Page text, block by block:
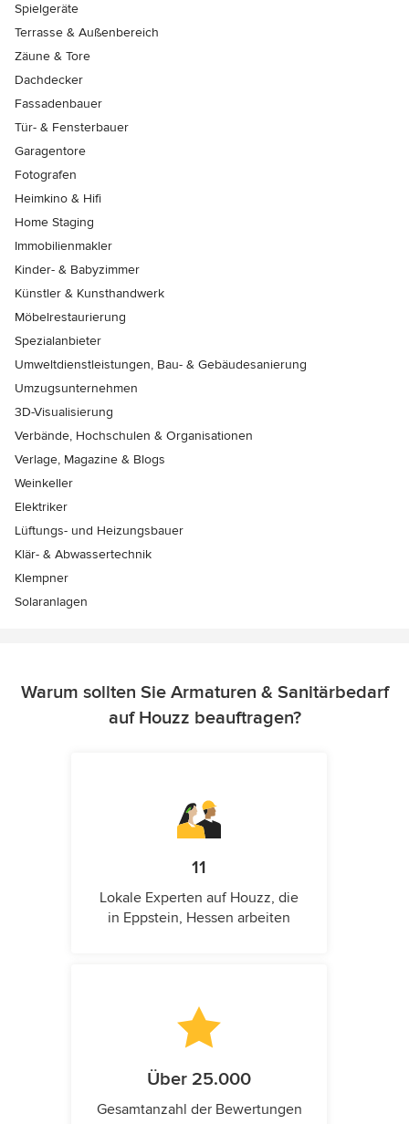
Spielgeräte
Terrasse & Außenbereich
Zäune & Tore
Dachdecker
Fassadenbauer
Tür- & Fensterbauer
Garagentore
Fotografen
Heimkino & Hifi
Home Staging
Immobilienmakler
Kinder- & Babyzimmer
Künstler & Kunsthandwerk
Möbelrestaurierung
Spezialanbieter
Umweltdienstleistungen, Bau- & Gebäudesanierung
Umzugsunternehmen
3D-Visualisierung
Verbände, Hochschulen & Organisationen
Verlage, Magazine & Blogs
Weinkeller
Elektriker
Lüftungs- und Heizungsbauer
Klär- & Abwassertechnik
Klempner
Solaranlagen
Warum sollten Sie Armaturen & Sanitärbedarf
auf Houzz beauftragen?
11
Lokale Experten auf Houzz, die
in Eppstein, Hessen arbeiten
Über 25.000
Gesamtanzahl der Bewertungen